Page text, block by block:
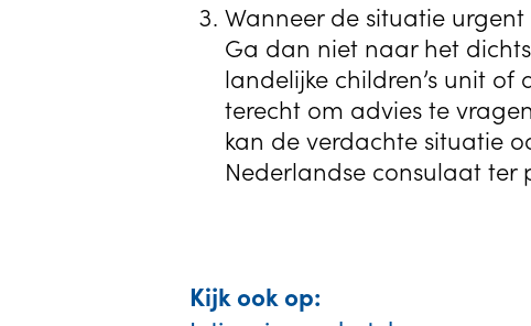
Wanneer de situatie
Ga dan niet naar het
landelijke children’s unit
terecht om advies te
kan de verdachte situatie
Nederlandse consulaat ter
Kijk ook op: